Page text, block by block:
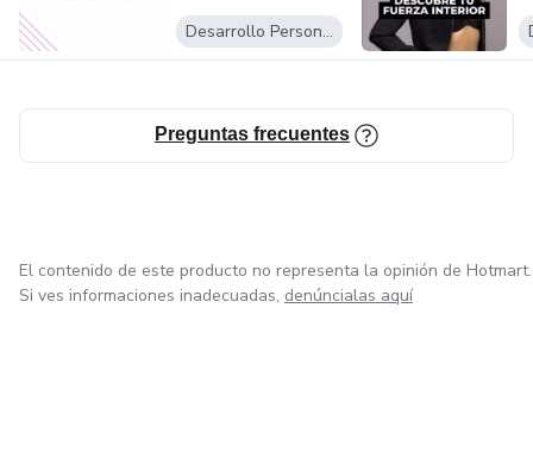
Desarrollo Personal
Preguntas frecuentes
El contenido de este producto no representa la opinión de Hotmart.
Si ves informaciones inadecuadas, denúncialas aquí